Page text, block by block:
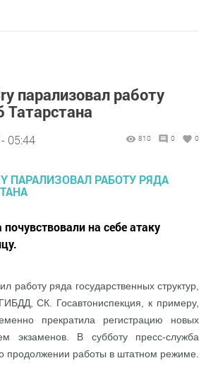
парализовал работу
Татарстана
05:44 810 0 0
на себе атаку
работу ряда государственных структур,
СК. Госавтониспекция, к примеру,
прекратила регистрацию новых
экзаменов. В субботу пресс-служба
продолжении работы в штатном режиме.